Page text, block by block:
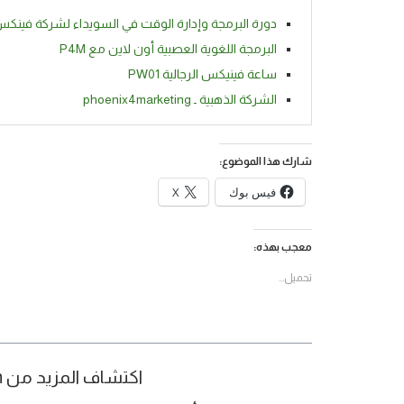
دورة البرمجة وإدارة الوقت في السويداء لشركة
البرمجة اللغوية العصبية أون لاين مع P4M
ساعة فينيكس الرجالية PW01
الشركة الذهبية ـ phoenix4marketing
شارك هذا الموضوع:
فيس بوك X
معجب بهذه:
تحميل...
اكتشاف المزيد من Bamboo Organization